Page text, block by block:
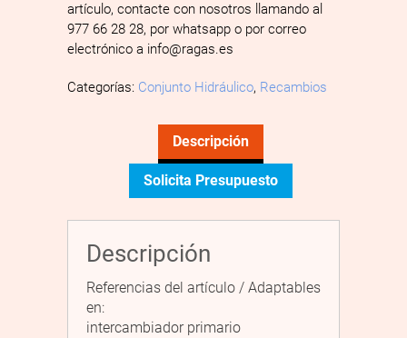
artículo, contacte con nosotros llamando al
977 66 28 28, por whatsapp o por correo
electrónico a info@ragas.es
Categorías: Conjunto Hidráulico, Recambios
Descripción
Solicita Presupuesto
Descripción
Referencias del artículo / Adaptables
en:
intercambiador primario